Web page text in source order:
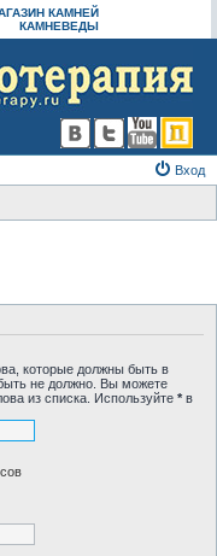
КАМНЕЙ
КАМНЕВЕДЫ
Вход
которые должны быть в
не должно. Вы можете
из списка. Используйте * в